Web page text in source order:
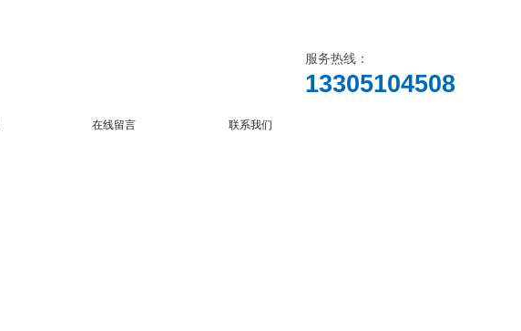
服务热线：
13305104508
在线留言 联系我们